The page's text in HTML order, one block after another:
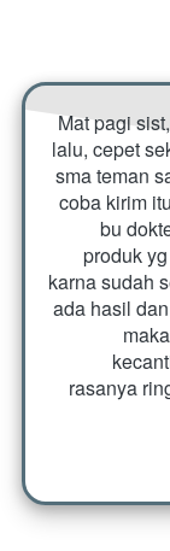
Mat pagi
lalu, cepet
sma teman
coba kirim
bu
produk
karna sudah
ada hasil
rasanya